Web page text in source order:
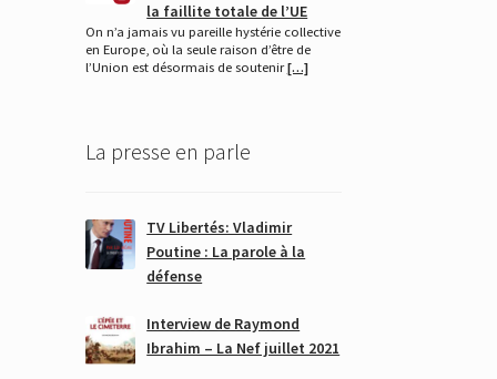
la faillite totale de l’UE
On n’a jamais vu pareille hystérie collective
en Europe, où la seule raison d’être de
l’Union est désormais de soutenir[…]
La presse en parle
TV Libertés: Vladimir
Poutine : La parole à la
défense
Interview de Raymond
Ibrahim – La Nef juillet 2021